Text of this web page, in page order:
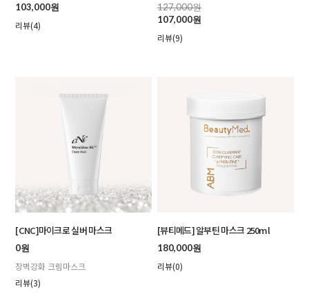
103,000원
리뷰(4)
127,000원
107,000원
리뷰(9)
[CNC]마이크로 실버 마스크
0원
장벽강화 크림마스크
리뷰(3)
[뷰티메드] 알부틴 마스크 250ml
180,000원
리뷰(0)